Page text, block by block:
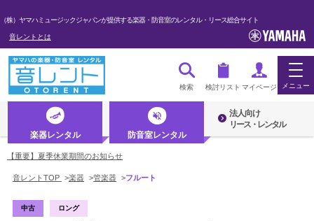
（株）ヤマハミュージックジャパンが提供する楽器・防音室のレンタル・リース総合サイト
音レントとは
検索 検討リスト マイページ メニュー
ログイン・マイページ
初めての方へ・音レントとは
楽器レンタル 防音室レンタル
法人向け
リース・レンタル
【重要】夏季休業期間のお知らせ
音レントTOP >楽器 >管楽器 >フルート
中古 ロング